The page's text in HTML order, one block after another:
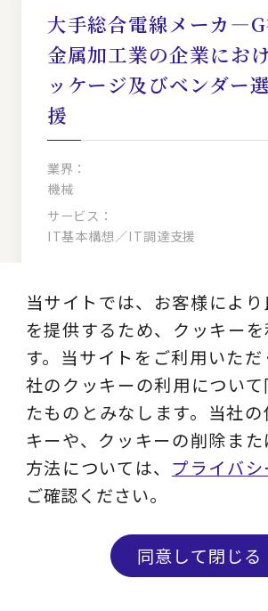
大手総合電線メーカ
金属加工業の企業にお
ッケージ及びベンダー
援
業界：
機械
サービス：
IT基本構想／IT調達支援
ERP導入に伴う全社業
の課題・打ち手・実現
ジの策定
業界：
電子・電機
サービス：
革、デジタルマーケティング
当サイトでは、お客様によ
を提供するため、クッキー
す。当サイトをご利用いた
社のクッキーの利用につい
たものとみなします。当社
キーや、クッキーの削除ま
方法については、 プライバ
ご確認ください。
同意して閉じる